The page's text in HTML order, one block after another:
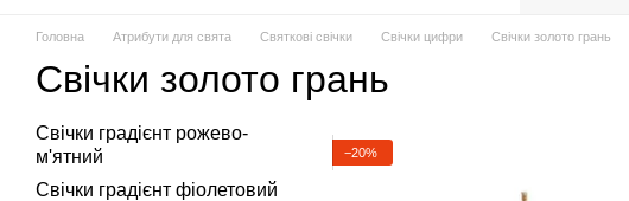
Головна Атрибути для свята Святкові свічки Свічки цифри Свічки золото грань
Свічки золото грань
−20%
Свічки градієнт рожево-
м'ятний
Свічки градієнт фіолетовий